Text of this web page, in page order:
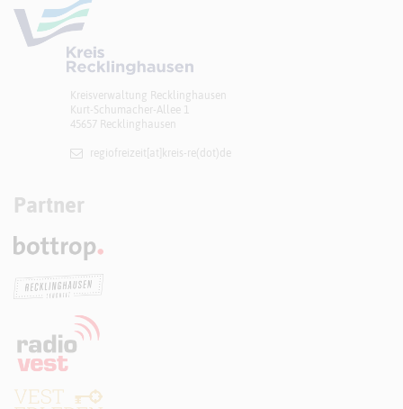
Kreisverwaltung Recklinghausen
Kurt-Schumacher-Allee 1
45657 Recklinghausen
regiofreizeit[at]​kreis-re(dot)de
Partner